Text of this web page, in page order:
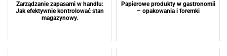
Zarządzanie zapasami w handlu:
Jak efektywnie kontrolować stan
magazynowy.
Papierowe produkty w gastronomii
– opakowania i foremki